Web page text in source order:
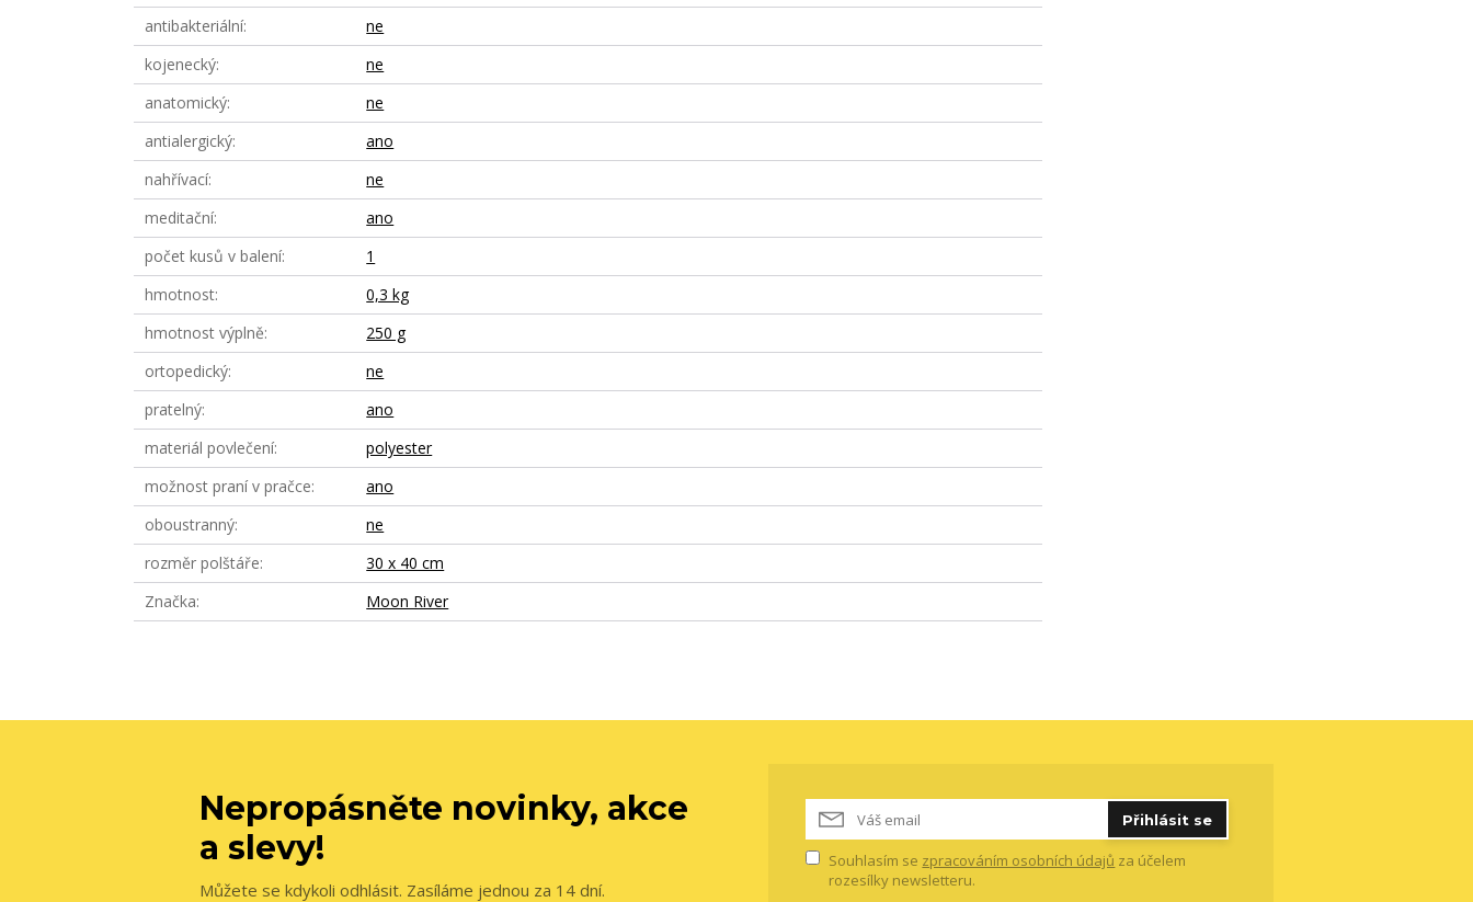
antibakteriální
ne
kojenecký
ne
anatomický
ne
antialergický
ano
nahřívací
ne
meditační
ano
počet kusů v balení
1
hmotnost
0,3 kg
hmotnost výplně
250 g
ortopedický
ne
pratelný
ano
materiál povlečení
polyester
možnost praní v pračce
ano
oboustranný
ne
rozměr polštáře
30 x 40 cm
Značka
Moon River
Nepropásněte novinky, akce
a slevy!
Můžete se kdykoli odhlásit. Zasíláme jednou za 14 dní.
Přihlásit se
Souhlasím se zpracováním osobních údajů za účelem
rozesílky newsletteru.